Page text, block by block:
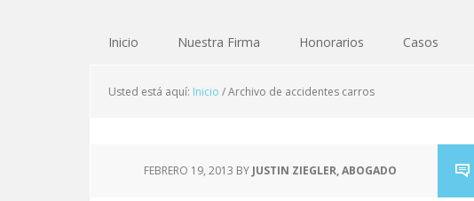
Inicio Nuestra Firma Honorarios Casos
Usted está aquí: Inicio /Archivo de accidentes carros
FEBRERO 19, 2013 BY JUSTIN ZIEGLER, ABOGADO